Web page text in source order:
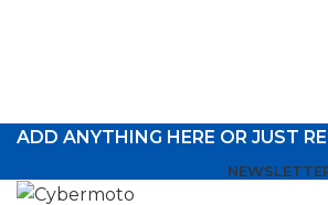
ADD ANYTHING HERE OR JUST